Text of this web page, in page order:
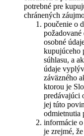
potrebné pre
chránených
poučenie o
požadované
osobné
kupujúceho
súhlasu, a
údaje
záväzného
ktorou je
predávajúci
jej túto
odmietnutia
informácie o
je zrejmé,